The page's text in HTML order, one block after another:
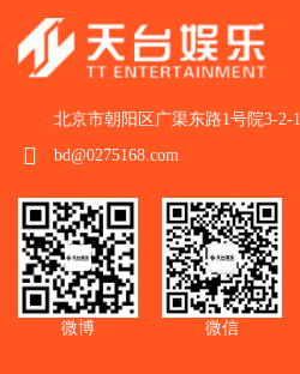
北京市朝阳区广渠东路1号院3-2-1
bd@0275168.com
微博 微信